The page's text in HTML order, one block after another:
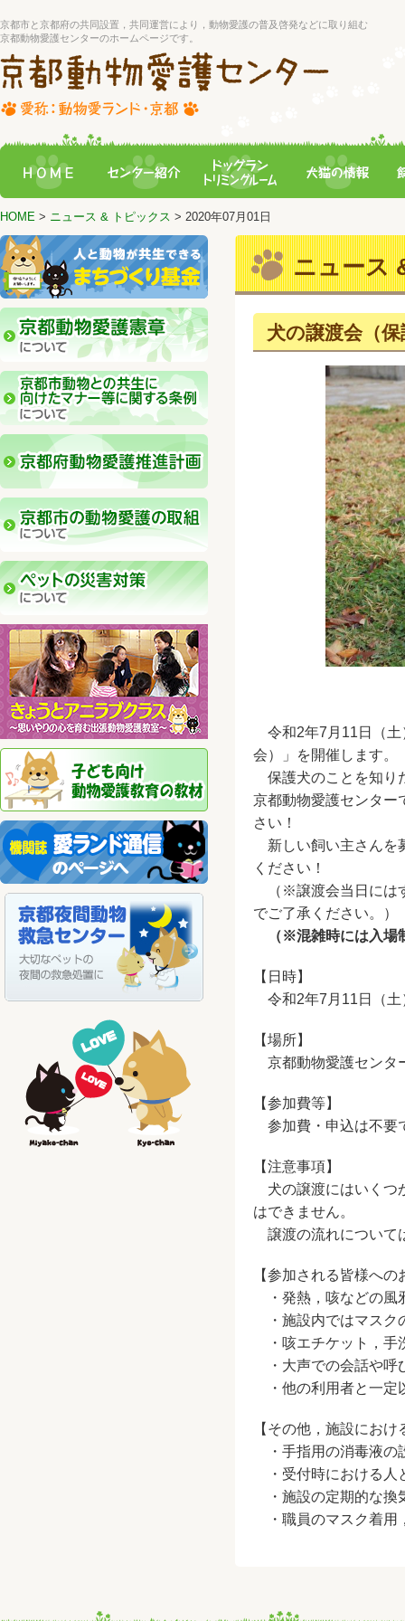
京都市と京都府の共同設置，共同運営により，動物愛護の普及啓発などに取り組む
京都動物愛護センターのホームページです。
HOME > ニュース & トピックス > 2020年07月01日
ニュース
犬の譲渡会（
令和2年7月11日（土
会）」を開催します。
保護犬のことを知り
京都動物愛護センター
さい！
新しい飼い主さんを
ください！
（※譲渡会当日には
でご了承ください。）
（※混雑時には入場
【日時】
令和2年7月11日（土
【場所】
京都動物愛護センタ
【参加費等】
参加費・申込は不要
【注意事項】
犬の譲渡にはいくつ
はできません。
譲渡の流れについて
【参加される皆様への
・発熱，咳などの風
・施設内ではマスク
・咳エチケット，手
・大声での会話や呼
・他の利用者と一定
【その他，施設にお
・手指用の消毒液の
・受付時における人
・施設の定期的な換
・職員のマスク着用